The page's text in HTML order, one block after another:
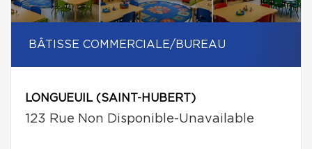
BÂTISSE COMMERCIALE/BUREAU
LONGUEUIL (SAINT-HUBERT)
123 Rue Non Disponible-Unavailable